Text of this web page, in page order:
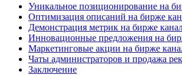
Уникальное позиционирование на
Оптимизация описаний на бирже
Демонстрация метрик на бирже
Инновационные предложения на
Маркетинговые акции на бирже
Чаты администраторов и продажа
Заключение